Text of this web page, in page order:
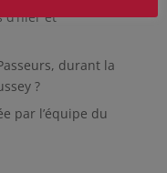
et
durant la
?
par l’équipe du